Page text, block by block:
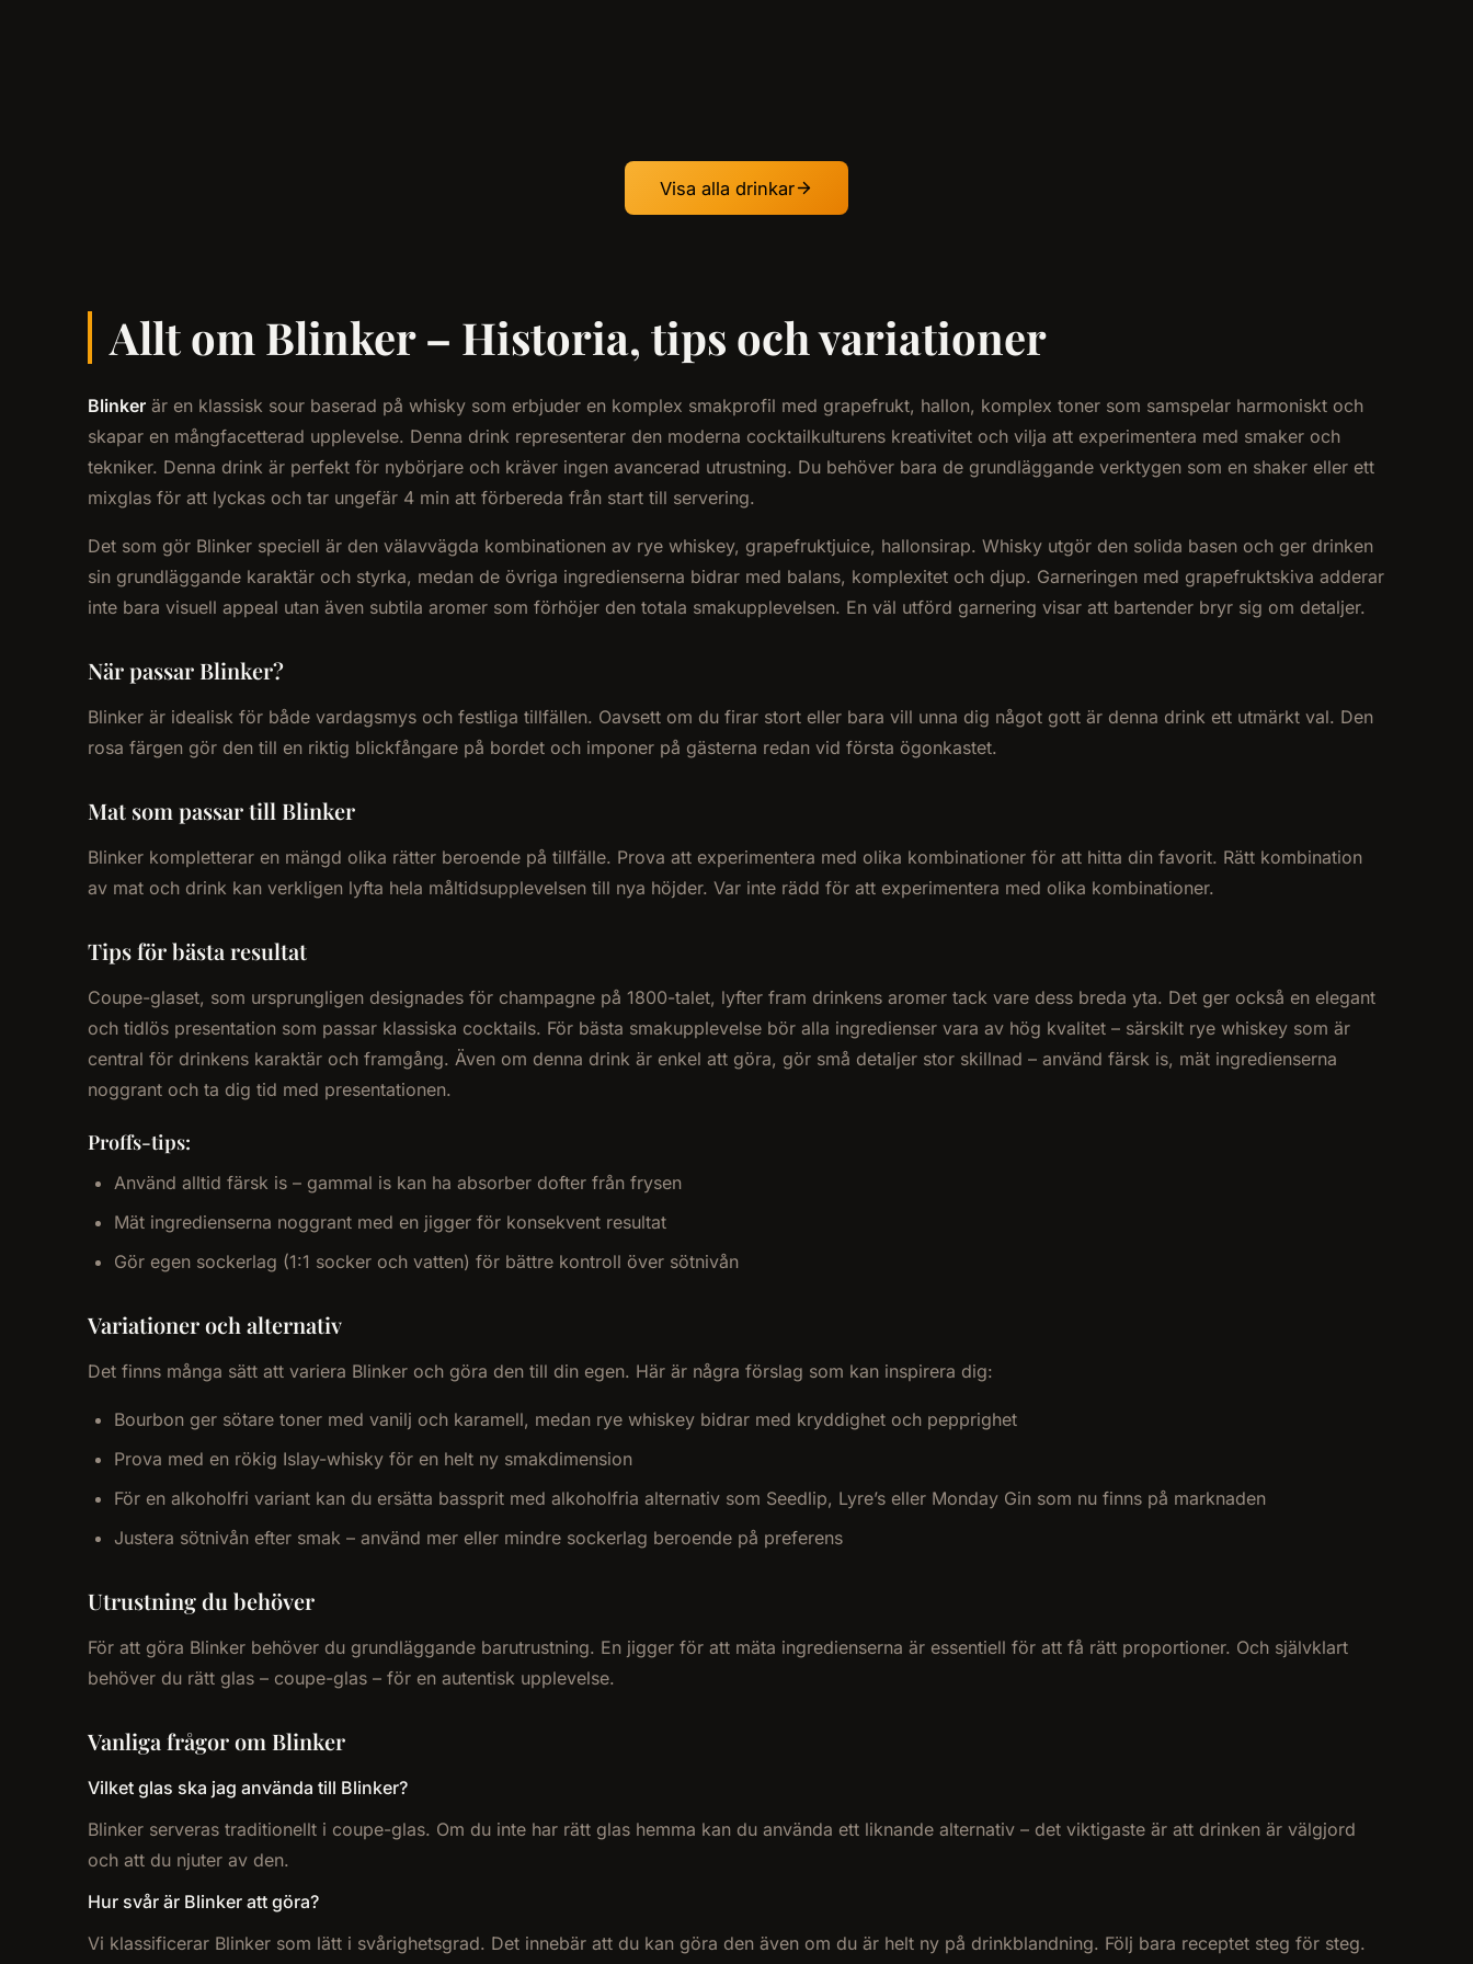
Visa alla drinkar
Allt om Blinker – Historia, tips och variationer
Blinker är en klassisk sour baserad på whisky som erbjuder en komplex smakprofil med grapefrukt, hallon, komplex toner som samspelar harmoniskt och
skapar en mångfacetterad upplevelse. Denna drink representerar den moderna cocktailkulturens kreativitet och vilja att experimentera med smaker och
tekniker. Denna drink är perfekt för nybörjare och kräver ingen avancerad utrustning. Du behöver bara de grundläggande verktygen som en shaker eller ett
mixglas för att lyckas och tar ungefär 4 min att förbereda från start till servering.
Det som gör Blinker speciell är den välavvägda kombinationen av rye whiskey, grapefruktjuice, hallonsirap. Whisky utgör den solida basen och ger drinken
sin grundläggande karaktär och styrka, medan de övriga ingredienserna bidrar med balans, komplexitet och djup. Garneringen med grapefruktskiva adderar
inte bara visuell appeal utan även subtila aromer som förhöjer den totala smakupplevelsen. En väl utförd garnering visar att bartender bryr sig om detaljer.
När passar Blinker?
Blinker är idealisk för både vardagsmys och festliga tillfällen. Oavsett om du firar stort eller bara vill unna dig något gott är denna drink ett utmärkt val. Den
rosa färgen gör den till en riktig blickfångare på bordet och imponer på gästerna redan vid första ögonkastet.
Mat som passar till Blinker
Blinker kompletterar en mängd olika rätter beroende på tillfälle. Prova att experimentera med olika kombinationer för att hitta din favorit. Rätt kombination
av mat och drink kan verkligen lyfta hela måltidsupplevelsen till nya höjder. Var inte rädd för att experimentera med olika kombinationer.
Tips för bästa resultat
Coupe-glaset, som ursprungligen designades för champagne på 1800-talet, lyfter fram drinkens aromer tack vare dess breda yta. Det ger också en elegant
och tidlös presentation som passar klassiska cocktails. För bästa smakupplevelse bör alla ingredienser vara av hög kvalitet – särskilt rye whiskey som är
central för drinkens karaktär och framgång. Även om denna drink är enkel att göra, gör små detaljer stor skillnad – använd färsk is, mät ingredienserna
noggrant och ta dig tid med presentationen.
Proffs-tips:
Använd alltid färsk is – gammal is kan ha absorber dofter från frysen
Mät ingredienserna noggrant med en jigger för konsekvent resultat
Gör egen sockerlag (1:1 socker och vatten) för bättre kontroll över sötnivån
Variationer och alternativ
Det finns många sätt att variera Blinker och göra den till din egen. Här är några förslag som kan inspirera dig:
Bourbon ger sötare toner med vanilj och karamell, medan rye whiskey bidrar med kryddighet och pepprighet
Prova med en rökig Islay-whisky för en helt ny smakdimension
För en alkoholfri variant kan du ersätta bassprit med alkoholfria alternativ som Seedlip, Lyre’s eller Monday Gin som nu finns på marknaden
Justera sötnivån efter smak – använd mer eller mindre sockerlag beroende på preferens
Utrustning du behöver
För att göra Blinker behöver du grundläggande barutrustning. En jigger för att mäta ingredienserna är essentiell för att få rätt proportioner. Och självklart
behöver du rätt glas – coupe-glas – för en autentisk upplevelse.
Vanliga frågor om Blinker
Vilket glas ska jag använda till Blinker?
Blinker serveras traditionellt i coupe-glas. Om du inte har rätt glas hemma kan du använda ett liknande alternativ – det viktigaste är att drinken är välgjord
och att du njuter av den.
Hur svår är Blinker att göra?
Vi klassificerar Blinker som lätt i svårighetsgrad. Det innebär att du kan göra den även om du är helt ny på drinkblandning. Följ bara receptet steg för steg.